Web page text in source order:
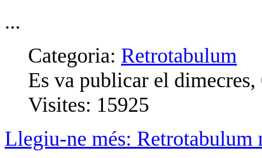
...
Categoria: Retrotabulum
Es va publicar el
Visites: 15925
Llegiu-ne més: Retrotabulum